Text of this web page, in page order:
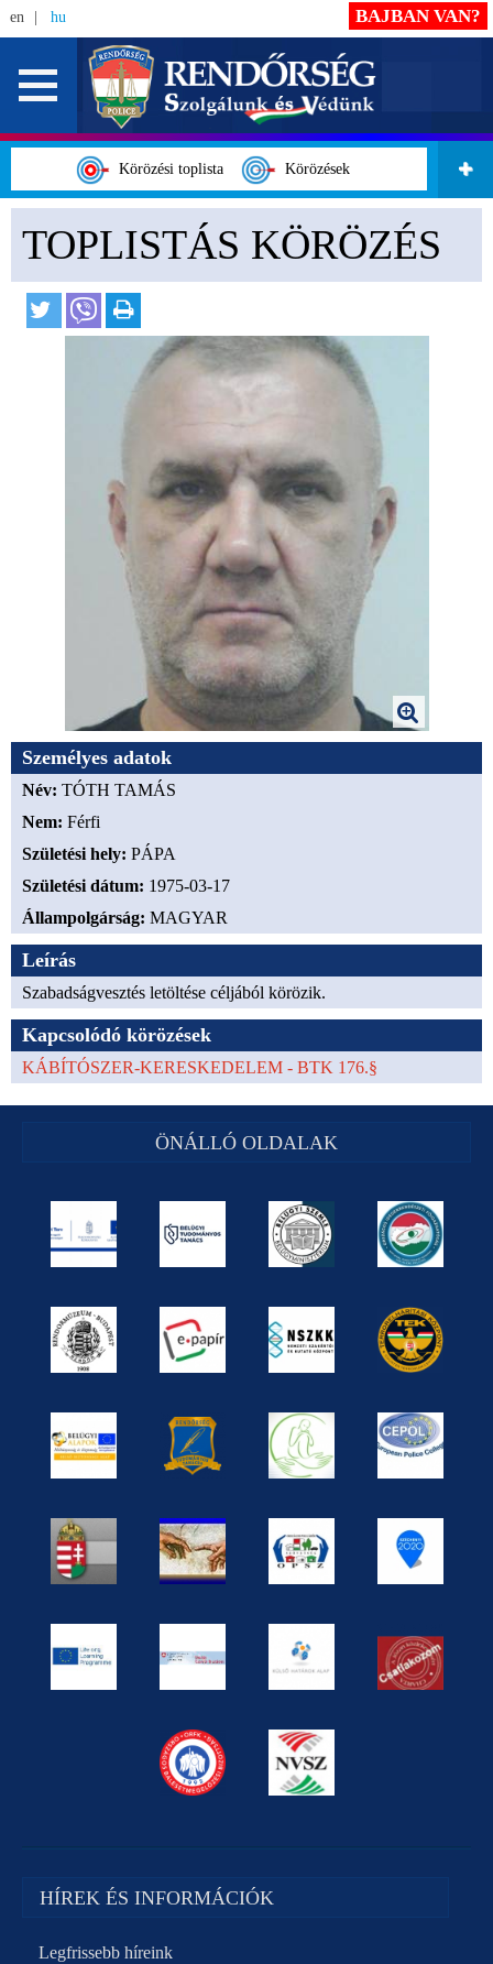
en hu
Körözési toplista Körözések
BAJBAN VAN?
TOPLISTÁS KÖRÖZÉS
Személyes adatok
Név: TÓTH TAMÁS
Nem: Férfi
Születési hely: PÁPA
Születési dátum: 1975-03-17
Állampolgárság: MAGYAR
Leírás
Szabadságvesztés letöltése céljából körözik.
Kapcsolódó körözések
KÁBÍTÓSZER-KERESKEDELEM - BTK 176.§
ÖNÁLLÓ OLDALAK
HÍREK ÉS INFORMÁCIÓK
Legfrissebb híreink